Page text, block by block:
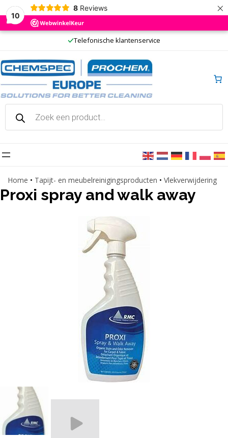
10
8 Reviews ×
Ga
de
inhoud
20 jaar ervaring
Producten
zoeken
Home • Tapijt- en meubelreinigingsproducten • Vlekverwijdering
Proxi spray and walk away